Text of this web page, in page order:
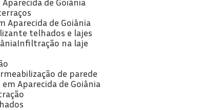
Aparecida de Goiânia
telhados e lajes
Infiltração na laje
de parede
Aparecida de Goiânia